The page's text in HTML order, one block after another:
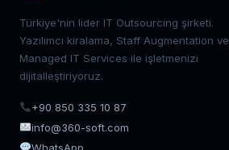
Türkiye'nin lider IT Outsourcing şirketi.
Yazılımcı kiralama, Staff Augmentation ve
Managed IT Services ile işletmenizi
dijitalleştiriyoruz.
+90 850 335 10 87
info@360-soft.com
WhatsApp